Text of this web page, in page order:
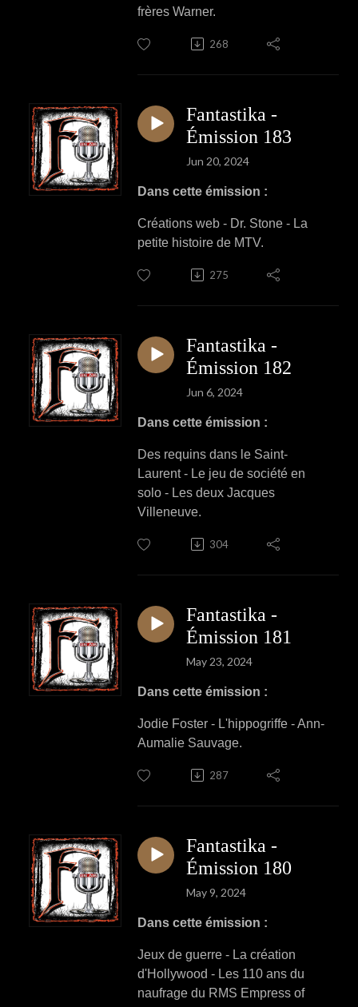
frères Warner.
268
Fantastika -
Émission 183
Jun 20, 2024
Dans cette émission :
Créations web - Dr. Stone - La
petite histoire de MTV.
275
Fantastika -
Émission 182
Jun 6, 2024
Dans cette émission :
Des requins dans le Saint-
Laurent - Le jeu de société en
solo - Les deux Jacques
Villeneuve.
304
Fantastika -
Émission 181
May 23, 2024
Dans cette émission :
Jodie Foster - L'hippogriffe - Ann-
Aumalie Sauvage.
287
Fantastika -
Émission 180
May 9, 2024
Dans cette émission :
Jeux de guerre - La création
d'Hollywood - Les 110 ans du
naufrage du RMS Empress of